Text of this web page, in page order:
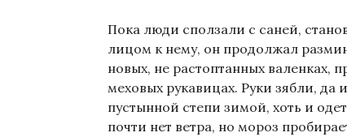
Пока люди сползали с саней,
лицом к нему, он продолжал
новых, не растоптанных валенках,
меховых рукавицах. Руки зябли, да
пустынной степи зимой, хоть и
почти нет ветра, но мороз